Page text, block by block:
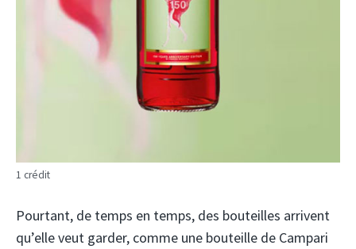
1 crédit
Pourtant, de temps en temps, des bouteilles arrivent
qu’elle veut garder, comme une bouteille de Campari